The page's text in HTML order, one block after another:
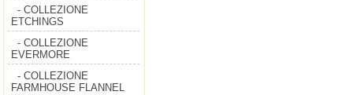
- COLLEZIONE
ETCHINGS
- COLLEZIONE
EVERMORE
- COLLEZIONE
FARMHOUSE FLANNEL